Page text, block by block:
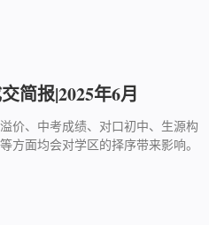
简报|2025年6月
价、中考成绩、对口初中、生源构
方面均会对学区的择序带来影响。